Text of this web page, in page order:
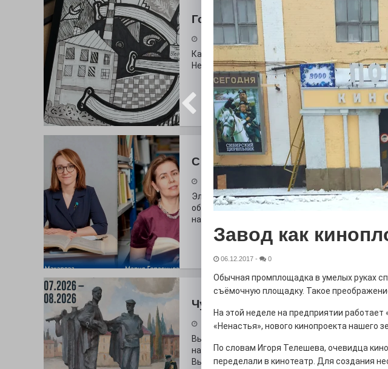
Городские сплетения
Как выглядит буква Э в разрезе истории города?
Неожиданный вопрос, правда?
С любовью к истории,
29.07.2026
Электросталь давно зарекомендовала себя
образования. В очередной раз этот статус
наши педагоги.
Чувство Родины — одно на всех
28.07.2026
Выставка «Палитра героизма» — новый
на который электростальцев приглашает к
Выставочный зал им. Олега Коняшина.
Завод как
06.12.2017 - 0
Обычная промплощадка в умелых руках
съёмочную площадку. Такое
На этой неделе на предприятии
«Ненастья», нового кинопроекта нашего
По словам Игоря Телешева, очевидца
переделали в кинотеатр. Для создания